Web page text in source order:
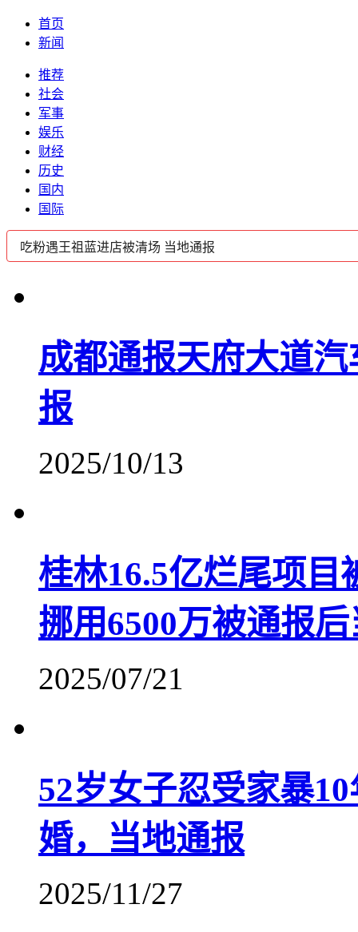
首页
新闻
推荐
社会
军事
娱乐
财经
历史
国内
国际
成都通报天府大道
报
2025/10/13
桂林16.5亿烂尾项
挪用6500万被通报
2025/07/21
52岁女子忍受家暴
婚，当地通报
2025/11/27